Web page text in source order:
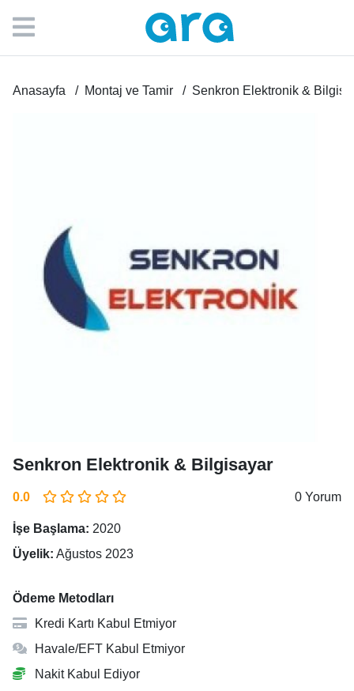
Anasayfa Montaj ve Tamir Senkron Elektronik &
Senkron Elektronik & Bilgisayar
0.0 0 Yorum
İşe Başlama: 2020
Üyelik: Ağustos 2023
Ödeme Metodları
Kredi Kartı Kabul Etmiyor
Havale/EFT Kabul Etmiyor
Nakit Kabul Ediyor